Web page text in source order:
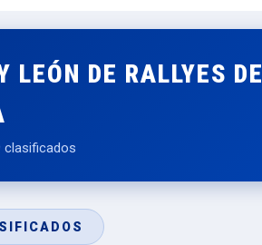
DE RALLYES DE
clasificados